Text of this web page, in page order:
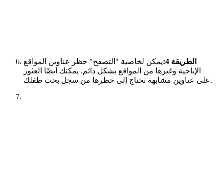
الطريقة 4:
يمكن لخاصية "التصفح" حظر عناوين المواقع
الإباحية وغيرها من المواقع بشكل دائم. يمكنك أيضًا العثور
على عناوين مشابهة تحتاج إلى حظرها من سجل بحث طفلك.